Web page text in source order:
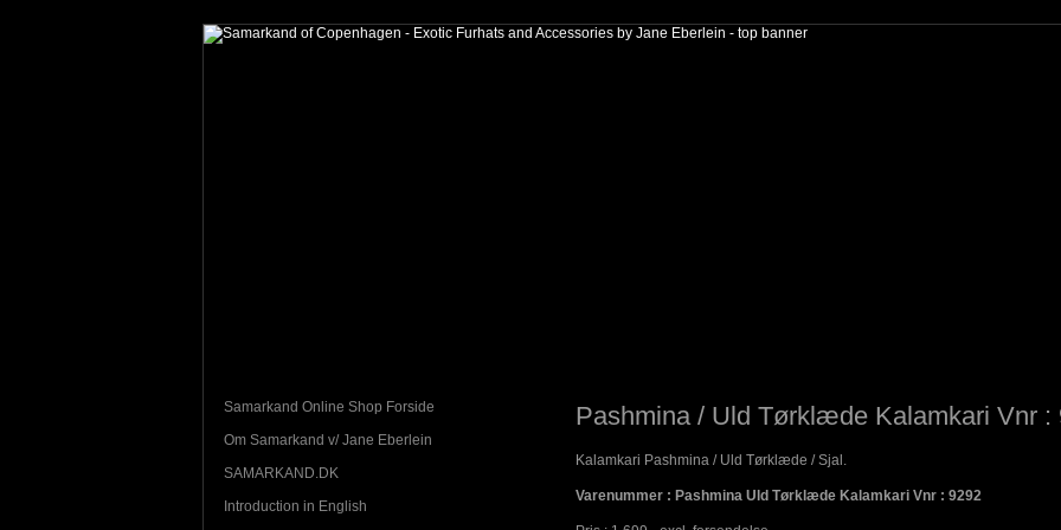
Samarkand Online Shop Forside
Om Samarkand v/ Jane Eberlein
SAMARKAND.DK
Introduction in English
Pashmina / Uld Tørklæde Kalamkari Vnr :
Kalamkari Pashmina / Uld Tørklæde / Sjal.
Varenummer : Pashmina Uld Tørklæde Kalamkari Vnr : 9292